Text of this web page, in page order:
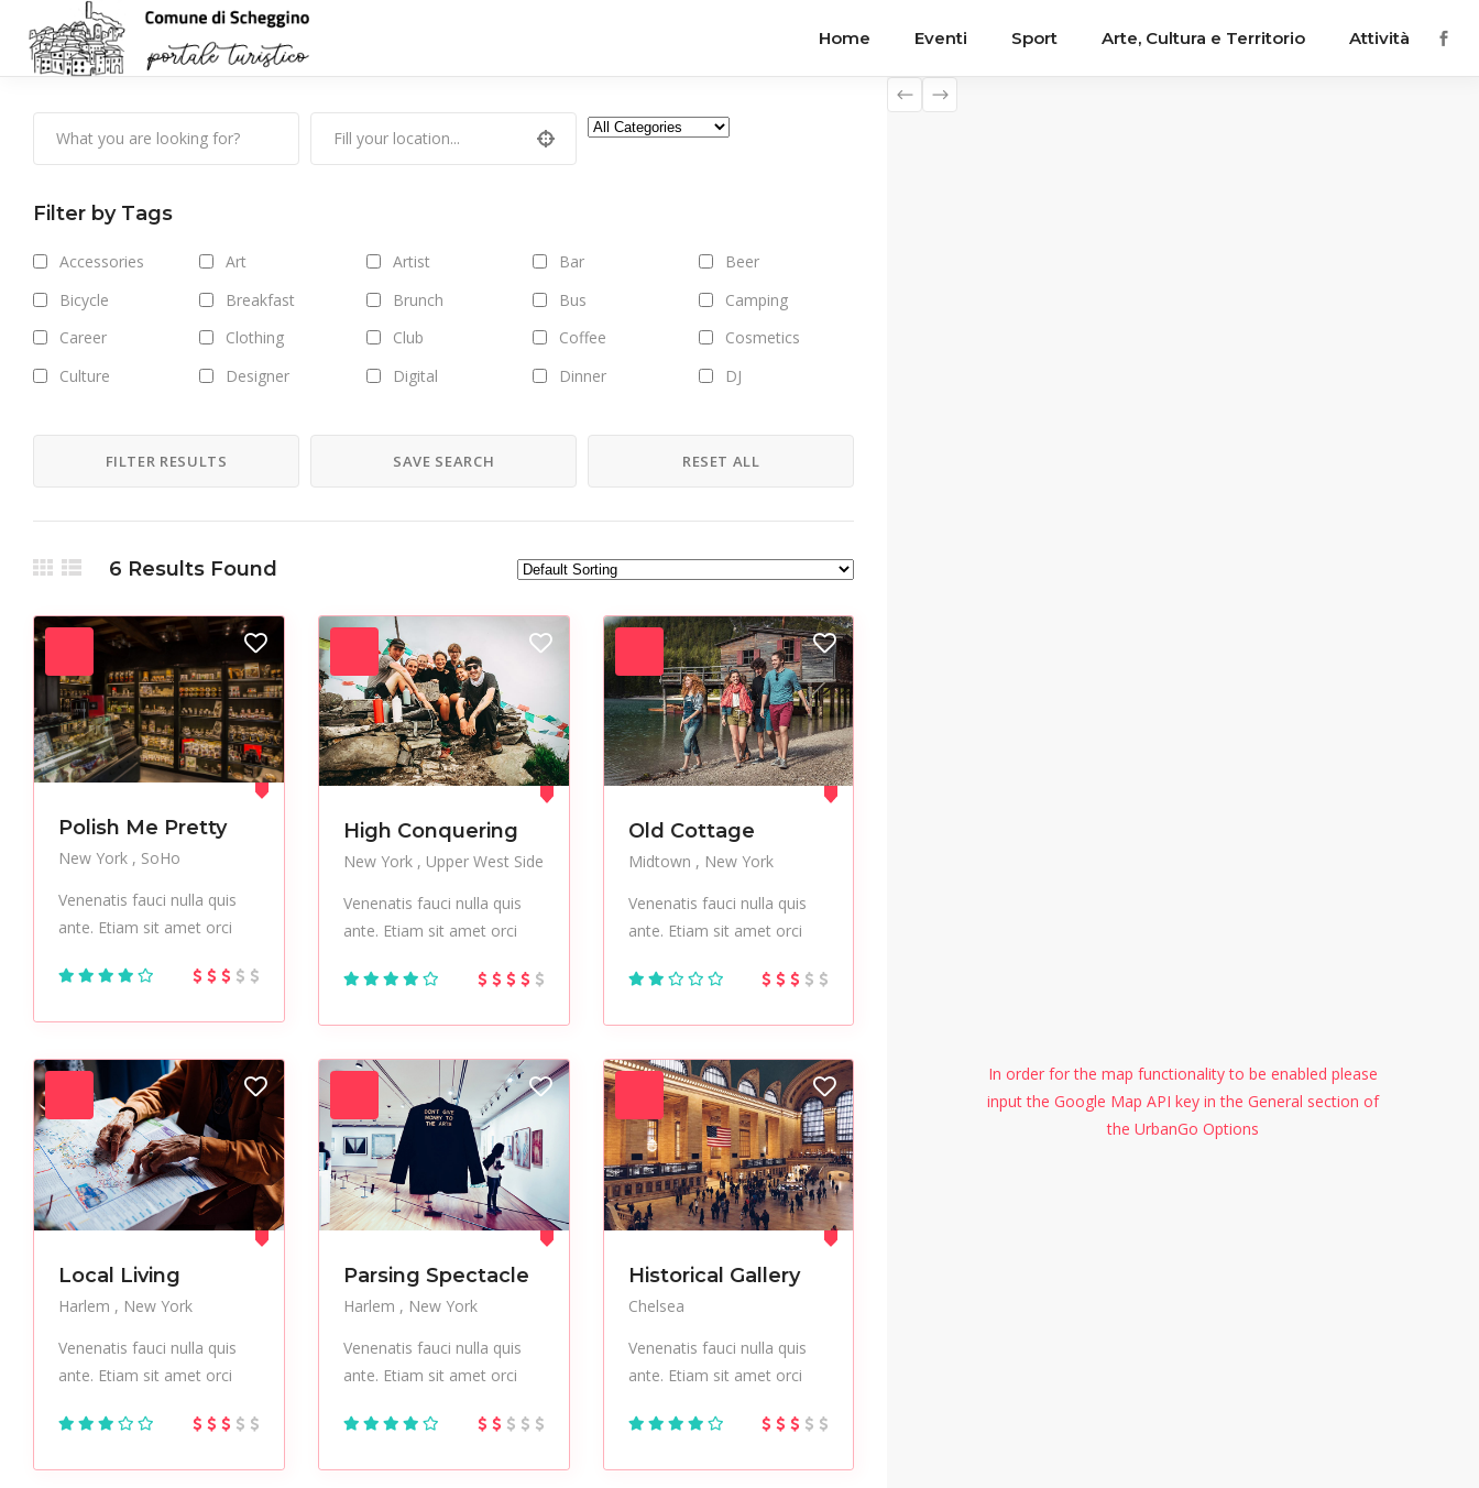
Home Eventi Sport Arte, Cultura e Territorio Attività
In order for the map functionality to be enabled please
input the Google Map API key in the General section of
the UrbanGo Options
Filter by Tags
Accessories Art Artist Bar
Beer
Bicycle
Breakfast Brunch Bus
Camping
Career
Clothing Club Coffee
Cosmetics
Culture
Designer Digital Dinner
DJ
Freelance
Gallery
Getaway
Gym Hair care Health
Healthy
Holiday
Hot Spot iMac Jackets
Jeans
Live Music
Makeup Modern
Mountaineering
Outsourcing Paintings
Pedicure
Performer
Pub Resort
Sculptures
Skincare
Sneakers Sports Startup
Streetwear
Studio
Stylish Test Tours
Trekking
Vacation
FILTER RESULTS SAVE SEARCH RESET ALL
6 Results Found
Polish Me Pretty
New York
SoHo
Venenatis fauci nulla quis
ante. Etiam sit amet orci
High Conquering
New York
Upper West Side
Venenatis fauci nulla quis
ante. Etiam sit amet orci
Old Cottage
Midtown
New York
Venenatis fauci nulla quis
ante. Etiam sit amet orci
Local Living
Harlem
New York
Venenatis fauci nulla quis
ante. Etiam sit amet orci
Parsing Spectacle
Harlem
New York
Venenatis fauci nulla quis
ante. Etiam sit amet orci
Historical Gallery
Chelsea
Venenatis fauci nulla quis
ante. Etiam sit amet orci